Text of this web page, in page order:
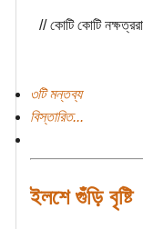
// কোটি কোটি
৩টি মন্তব্য
বিস্তারিত...
ইলশে গুঁড়ি বৃষ্টি